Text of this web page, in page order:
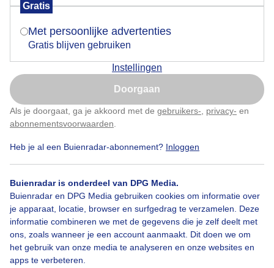
Gratis
Met persoonlijke advertenties
Gratis blijven gebruiken
Instellingen
Doorgaan
Als je doorgaat, ga je akkoord met de gebruikers- privacy- en
abonnementsvoorwaarden
Heb je al een Buienradar-abonnement? Inloggen
Buienradar is onderdeel van DPG Media.
Buienradar en DPG Media gebruiken cookies om informatie over
je apparaat, locatie, browser en surfgedrag te verzamelen. Deze
informatie combineren we met de gegevens die je zelf deelt met
ons, zoals wanneer je een account aanmaakt. Dit doen we om
het gebruik van onze media te analyseren en onze websites en
apps te verbeteren.
Door: Sjef Kenniphaas
Bekijk slideshow
Is goed, toon de popup
Nu niet, misschien later
Klik hierom dit aan te passen